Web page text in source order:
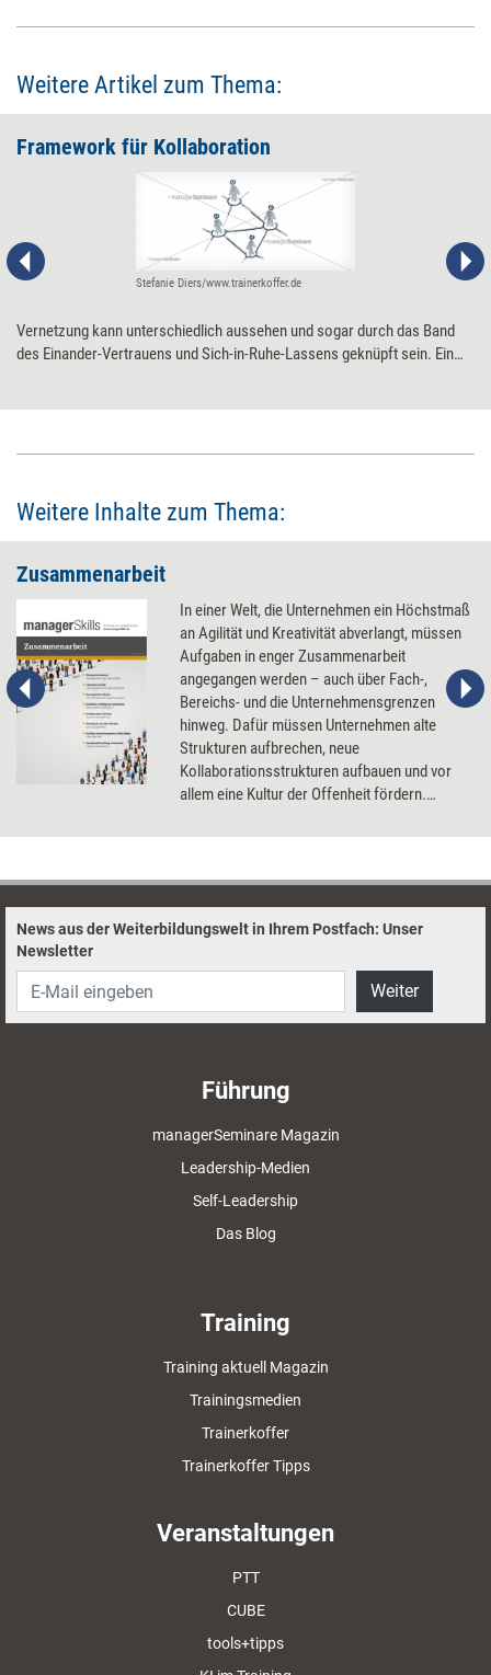
Weitere Artikel zum Thema:
Framework für Kollaboration
Stefanie Diers/www.trainerkoffer.de
Vernetzung kann unterschiedlich aussehen und sogar durch das Band
des Einander-Vertrauens und Sich-in-Ruhe-Lassens geknüpft sein. Ein
Weitere Inhalte zum Thema:
Zusammenarbeit
In einer Welt, die Unternehmen ein Höchstmaß
an Agilität und Kreativität abverlangt, müssen
Aufgaben in enger Zusammenarbeit
angegangen werden – auch über Fach-,
Bereichs- und die Unternehmensgrenzen
hinweg. Dafür müssen Unternehmen alte
Strukturen aufbrechen, neue
Kollaborationsstrukturen aufbauen und vor
allem eine Kultur der Offenheit fördern.
wie das gelingt.
News aus der Weiterbildungswelt in Ihrem Postfach: Unser
Newsletter
Weiter
Führung
managerSeminare Magazin
Leadership-Medien
Self-Leadership
Das Blog
Training
Training aktuell Magazin
Trainingsmedien
Trainerkoffer
Trainerkoffer Tipps
Veranstaltungen
PTT
CUBE
tools+tipps